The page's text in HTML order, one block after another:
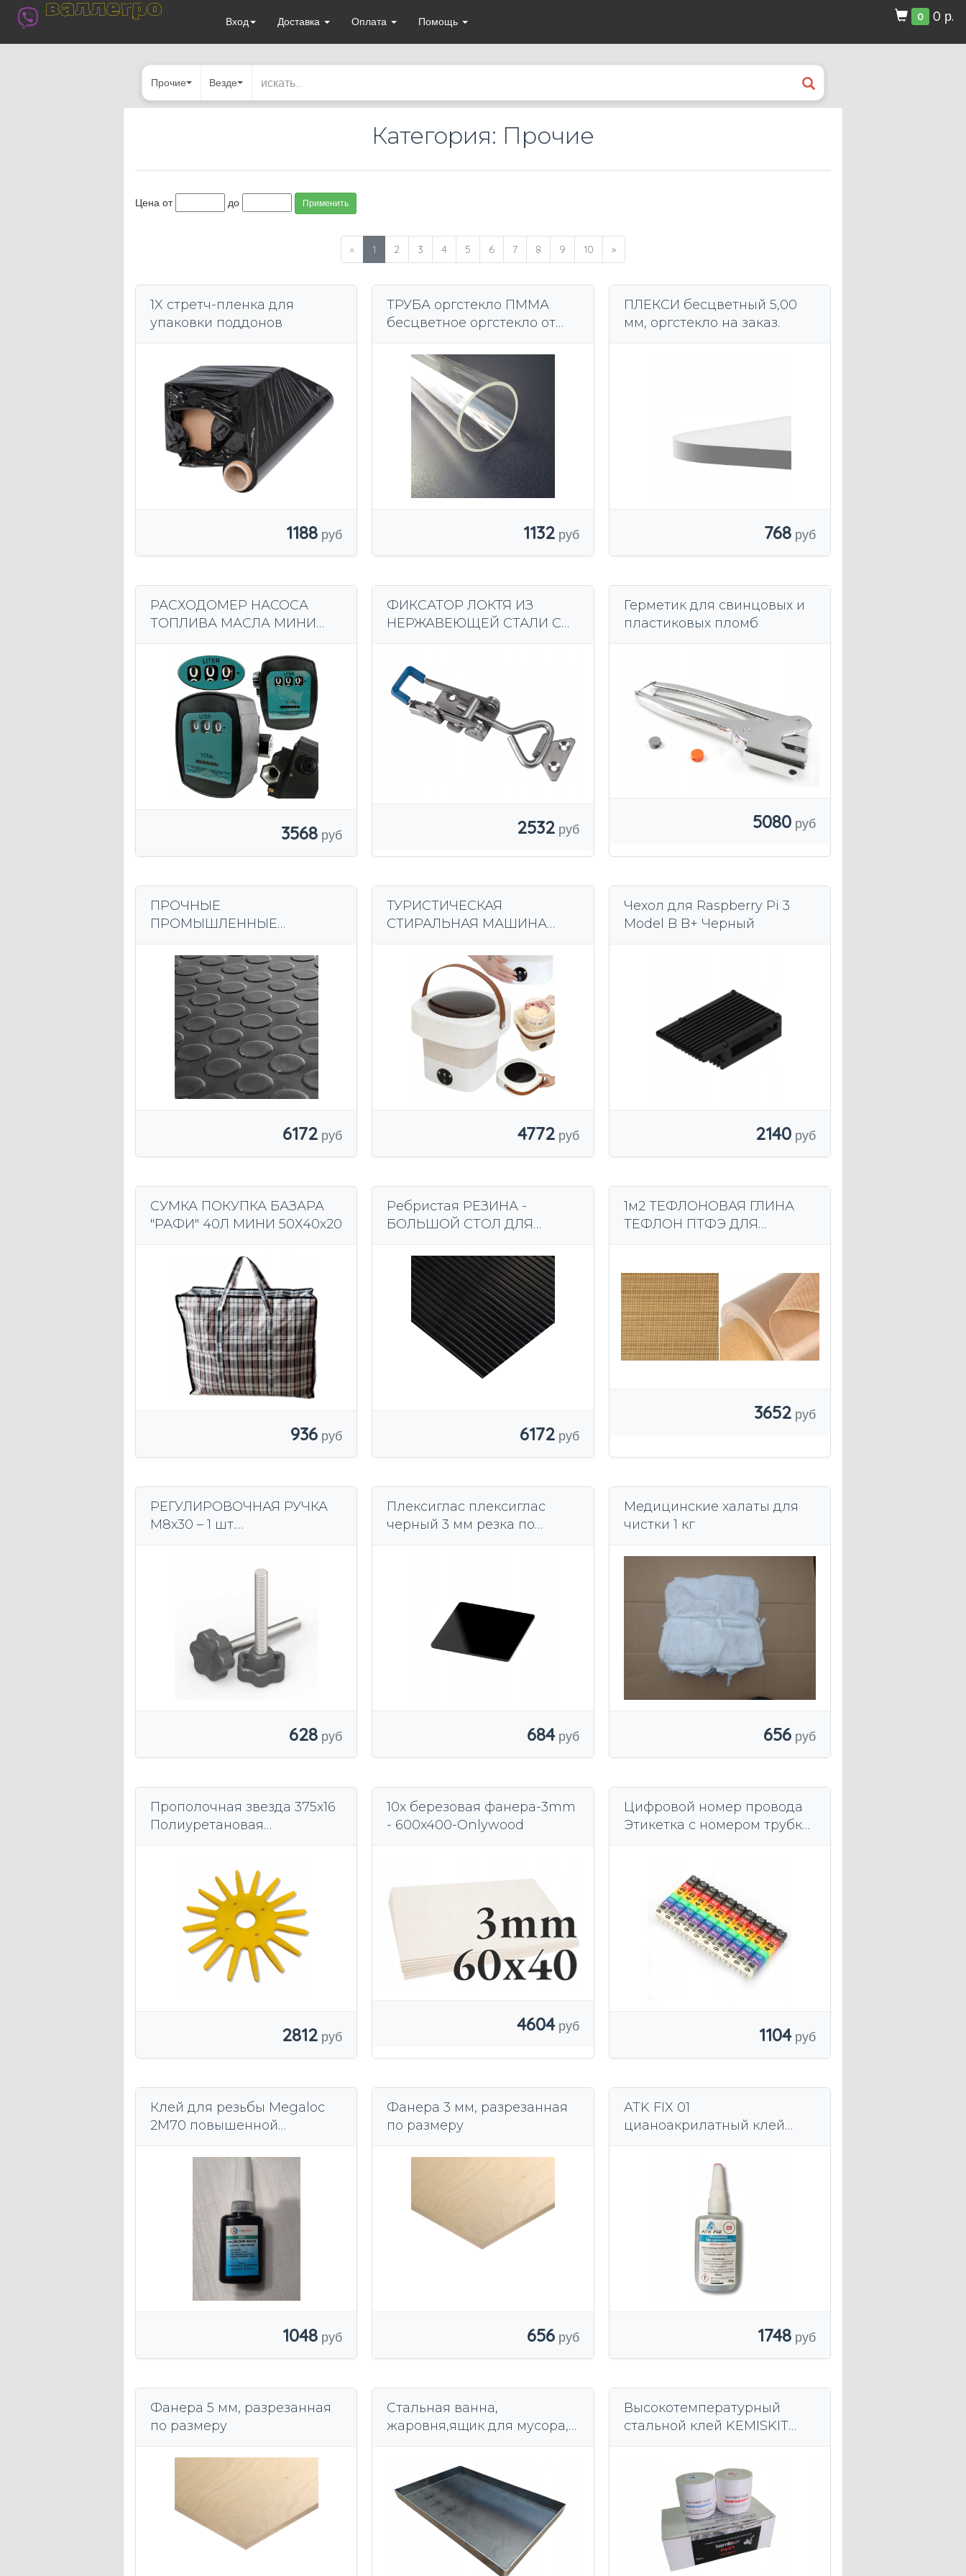
валлегро
Вход Доставка Оплата Помощь 0 0 р.
Прочие Везде
Категория: Прочие
Цена от до Применить
« 1 2 3 4 5 6 7 8 9 10 »
1X стретч-пленка для
упаковки поддонов
1188
ТРУБА оргстекло ПММА
бесцветное оргстекло от
плексигласа
1132
ПЛЕКСИ бесцветный 5,00
мм, оргстекло на заказ.
768
РАСХОДОМЕР НАСОСА
ТОПЛИВА МАСЛА МИНИ
СЧЕТЧИКА СЧЕТЫ
3568
ФИКСАТОР ЛОКТЯ ИЗ
НЕРЖАВЕЮЩЕЙ СТАЛИ С
2532
Герметик для свинцовых и
пластиковых пломб
5080
ПРОЧНЫЕ
ПРОМЫШЛЕННЫЕ
БОЛЬШОГО РАБОЧЕГО
СТОЛА 3 ММ P21XX + КЛЕЙ
6172
ТУРИСТИЧЕСКАЯ
СТИРАЛЬНАЯ МАШИНА
ПУТЕШЕСТВЕННАЯ ДЛЯ
ОДЕЖДЫ И БЕЛЬЯ, 11 Л,
БОЛЬШАЯ
4772
Чехол для Raspberry Pi 3
Model B B+ Черный
2140
СУМКА ПОКУПКА БАЗАРА
"РАФИ" 40Л МИНИ 50Х40х20
936
Ребристая РЕЗИНА -
БОЛЬШОЙ СТОЛ ДЛЯ
толщина 3 мм + КЛЕЙ
6172
1м2 ТЕФЛОНОВАЯ ГЛИНА
ТЕФЛОН ПТФЭ ДЛЯ
3652
РЕГУЛИРОВОЧНАЯ РУЧКА
М8х30 – 1 шт.
628
Плексиглас плексиглас
черный 3 мм резка по
684
Медицинские халаты для
чистки 1 кг
656
Прополочная звезда 375x16
Полиуретановая
2812
10x березовая фанера-3mm
- 600x400-Onlywood
4604
Цифровой номер провода
Этикетка с номером трубки
1104
Клей для резьбы Megaloc
2M70 повышенной
1048
Фанера 3 мм, разрезанная
по размеру
656
ATK FIX 01
цианоакрилатный клей
1748
Фанера 5 мм, разрезанная
по размеру
Стальная ванна,
жаровня,ящик для мусора,
металлическая ванна
Высокотемпературный
стальной клей KEMISKIT